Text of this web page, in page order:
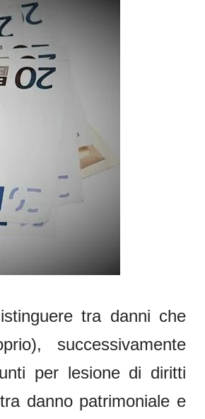
tra danni che
successivamente
per lesione di diritti
danno patrimoniale e